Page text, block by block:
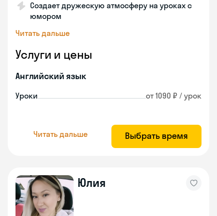
Создает дружескую атмосферу на уроках с
юмором
Читать дальше
Услуги и цены
Английский язык
Уроки от 1090 ₽ / урок
Читать дальше Выбрать время
Юлия